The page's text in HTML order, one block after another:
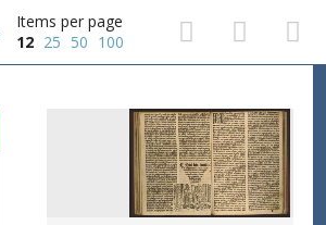
Items per page
12 25 50 100